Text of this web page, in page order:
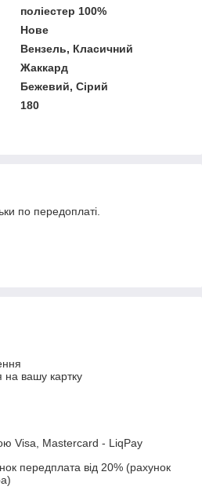
поліестер 100%
Нове
Вензель, Класичний
Жаккард
Бежевий, Сірий
180
по передоплаті.
на вашу картку
Visa, Mastercard - LiqPay
передплата від 20% (рахунок